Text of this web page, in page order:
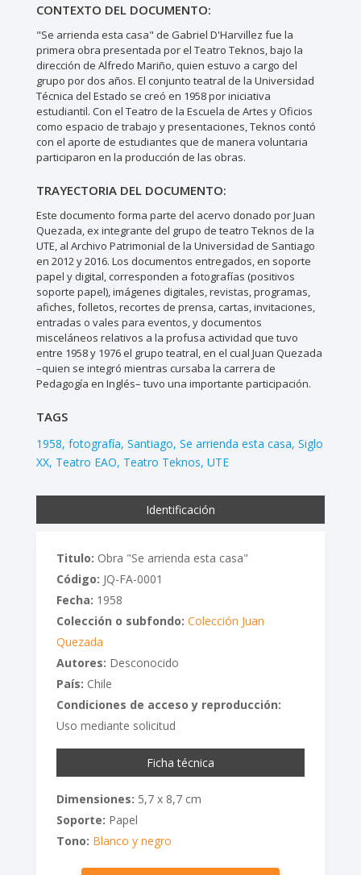
CONTEXTO DEL DOCUMENTO:
"Se arrienda esta casa" de Gabriel D'Harvillez fue la
primera obra presentada por el Teatro Teknos, bajo la
dirección de Alfredo Mariño, quien estuvo a cargo del
grupo por dos años. El conjunto teatral de la Universidad
Técnica del Estado se creó en 1958 por iniciativa
estudiantil. Con el Teatro de la Escuela de Artes y Oficios
como espacio de trabajo y presentaciones, Teknos contó
con el aporte de estudiantes que de manera voluntaria
participaron en la producción de las obras.
TRAYECTORIA DEL DOCUMENTO:
Este documento forma parte del acervo donado por Juan
Quezada, ex integrante del grupo de teatro Teknos de la
UTE, al Archivo Patrimonial de la Universidad de Santiago
en 2012 y 2016. Los documentos entregados, en soporte
papel y digital, corresponden a fotografías (positivos
soporte papel), imágenes digitales, revistas, programas,
afiches, folletos, recortes de prensa, cartas, invitaciones,
entradas o vales para eventos, y documentos
misceláneos relativos a la profusa actividad que tuvo
entre 1958 y 1976 el grupo teatral, en el cual Juan Quezada
–quien se integró mientras cursaba la carrera de
Pedagogía en Inglés– tuvo una importante participación.
TAGS
1958 fotografía Santiago Se arrienda esta casa Siglo
XX Teatro EAO Teatro Teknos UTE
Identificación
Titulo: Obra "Se arrienda esta casa"
Código: JQ-FA-0001
Fecha: 1958
Colección o subfondo: Colección Juan
Quezada
Autores: Desconocido
País: Chile
Condiciones de acceso y reproducción:
Uso mediante solicitud
Ficha técnica
Dimensiones: 5,7 x 8,7 cm
Soporte: Papel
Tono: Blanco y negro